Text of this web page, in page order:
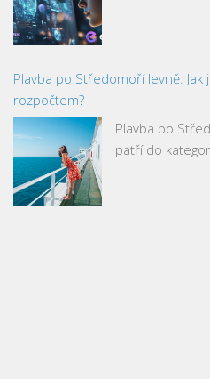
Plavba po Středomoří levně:
rozpočtem?
Plavba po
patří do